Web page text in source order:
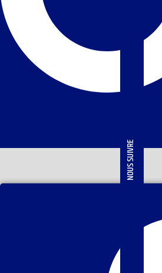
NOUS SUIVRE